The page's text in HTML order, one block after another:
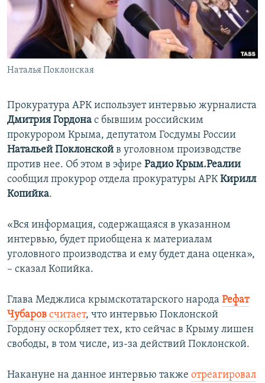
ПОБЕДИТЕЛЕЙ НЕ СУДЯТ?
КРЫМ.НЕПОКОРЕННЫЙ
ELIFBE
УКРАИНСКАЯ ПРОБЛЕМА КРЫМА
ПРИСОЕДИНЯЙТЕСЬ!
Наталья Поклонская
Прокуратура АРК использует интервью журналиста
Дмитрия Гордона с бывшим российским
прокурором Крыма, депутатом Госдумы России
Натальей Поклонской в уголовном производстве
против нее. Об этом в эфире Радио Крым.Реалии
сообщил прокурор отдела прокуратуры АРККирилл
Копийка.
«Вся информация, содержащаяся в указанном
интервью, будет приобщена к материалам
уголовного производства и ему будет дана оценка»,
– сказал Копийка.
Глава Меджлиса крымскотатарского народа Рефат
Чубаров считает, что интервью Поклонской
Гордону оскорбляет тех, кто сейчас в Крыму лишен
свободы, в том числе, из-за действий Поклонской.
Накануне на данное интервью также отреагировал